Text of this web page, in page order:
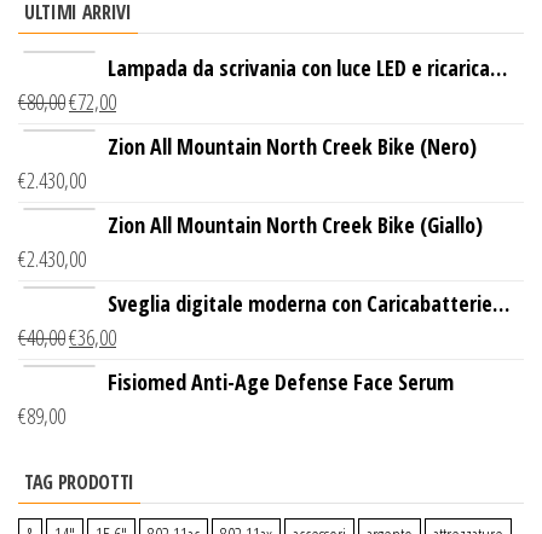
ULTIMI ARRIVI
Lampada da scrivania con luce LED e ricarica
wireless
€80,00€72,00
Zion All Mountain North Creek Bike (Nero)
€2.430,00
Zion All Mountain North Creek Bike (Giallo)
€2.430,00
Sveglia digitale moderna con Caricabatterie
Wireless Qi
€40,00€36,00
Fisiomed Anti-Age Defense Face Serum
€89,00
TAG PRODOTTI